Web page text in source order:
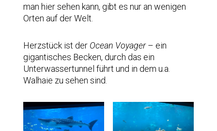
man hier sehen kann, gibt es nur an wenigen
Orten auf der Welt.
Herzstück ist der Ocean Voyager– ein
gigantisches Becken, durch das ein
Unterwassertunnel führt und in dem u.a.
Walhaie zu sehen sind.